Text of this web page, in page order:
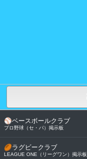
⚾ベースボールクラブ
プロ野球（セ・パ）掲示板
🏉ラグビークラブ
LEAGUE ONE（リーグワン）掲示板